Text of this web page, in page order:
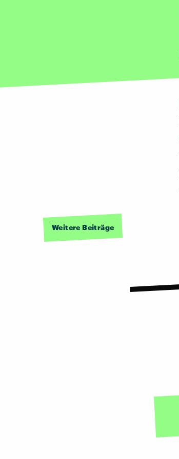
Weitere Beiträge